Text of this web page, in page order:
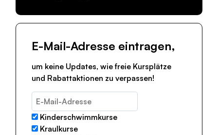
E-Mail-Adresse eintragen,
um keine Updates, wie freie Kursplätze
und Rabattaktionen zu verpassen!
Kinderschwimmkurse
Kraulkurse